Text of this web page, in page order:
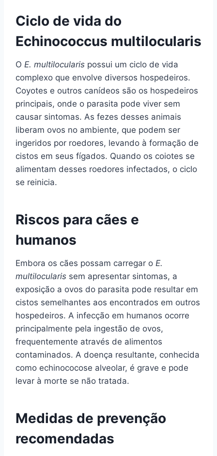
Ciclo de vida do
Echinococcus multilocularis
O E. multilocularis possui um ciclo de vida
complexo que envolve diversos hospedeiros.
Coyotes e outros canídeos são os hospedeiros
principais, onde o parasita pode viver sem
causar sintomas. As fezes desses animais
liberam ovos no ambiente, que podem ser
ingeridos por roedores, levando à formação de
cistos em seus fígados. Quando os coiotes se
alimentam desses roedores infectados, o ciclo
se reinicia.
Riscos para cães e
humanos
Embora os cães possam carregar o E.
multilocularis sem apresentar sintomas, a
exposição a ovos do parasita pode resultar em
cistos semelhantes aos encontrados em outros
hospedeiros. A infecção em humanos ocorre
principalmente pela ingestão de ovos,
frequentemente através de alimentos
contaminados. A doença resultante, conhecida
como echinococose alveolar, é grave e pode
levar à morte se não tratada.
Medidas de prevenção
recomendadas